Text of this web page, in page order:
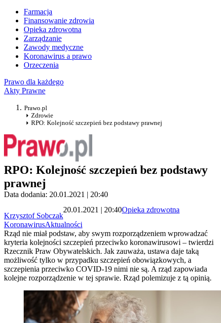
Farmacja
Finansowanie zdrowia
Opieka zdrowotna
Zarządzanie
Zawody medyczne
Koronawirus a prawo
Orzeczenia
Prawo dla każdego
Akty Prawne
Prawo.pl
Zdrowie
RPO: Kolejność szczepień bez podstawy prawnej
RPO: Kolejność szczepień bez podstawy
prawnej
Data dodania: 20.01.2021 | 20:40
Krzysztof Sobczak
20.01.2021 | 20:40Opieka zdrowotna
KoronawirusAktualności
Rząd nie miał podstaw, aby swym rozporządzeniem wprowadzać
kryteria kolejności szczepień przeciwko koronawirusowi – twierdzi
Rzecznik Praw Obywatelskich. Jak zauważa, ustawa daje taką
możliwość tylko w przypadku szczepień obowiązkowych, a
szczepienia przeciwko COVID-19 nimi nie są. A rząd zapowiada
kolejne rozporządzenie w tej sprawie. Rząd polemizuje z tą opinią.